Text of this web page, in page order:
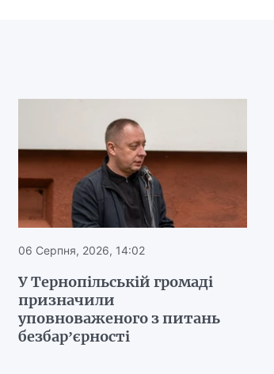
06 Серпня, 2026, 14:02
У Тернопільській громаді
призначили
уповноваженого з питань
безбар’єрності